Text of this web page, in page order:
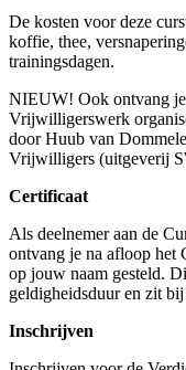
De kosten voor deze
koffie, thee,
trainingsdagen.
NIEUW! Ook ontvang je
Vrijwilligerswerk
door Huub van
Vrijwilligers (uitgeverij
Certificaat
Als deelnemer aan de
ontvang je na afloop het
op jouw naam gesteld.
geldigheidsduur en zit
Inschrijven